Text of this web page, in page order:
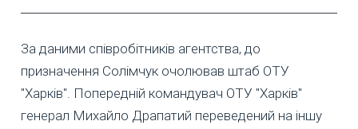
За даними співробітників агентства, до
призначення Солімчук очолював штаб ОТУ
"Харків". Попередній командувач ОТУ "Харків"
генерал Михайло Драпатий переведений на іншу